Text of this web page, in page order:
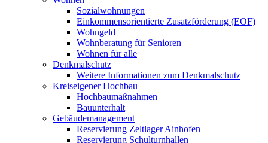
Sozialwohnungen
Einkommensorientierte Zusatzförderung (EOF)
Wohngeld
Wohnberatung für Senioren
Wohnen für alle
Denkmalschutz
Weitere Informationen zum Denkmalschutz
Kreiseigener Hochbau
Hochbaumaßnahmen
Bauunterhalt
Gebäudemanagement
Reservierung Zeltlager Ainhofen
Reservierung Schulturnhallen